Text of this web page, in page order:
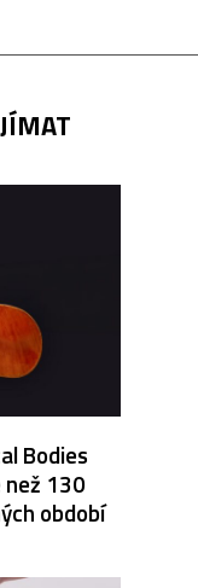
Bodies
130
období